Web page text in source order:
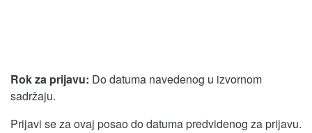
Rok za prijavu: Do datuma navedenog u izvornom
sadržaju.
Prijavi se za ovaj posao do datuma predvidenog za prijavu.